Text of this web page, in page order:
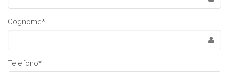
Cognome*
Telefono*